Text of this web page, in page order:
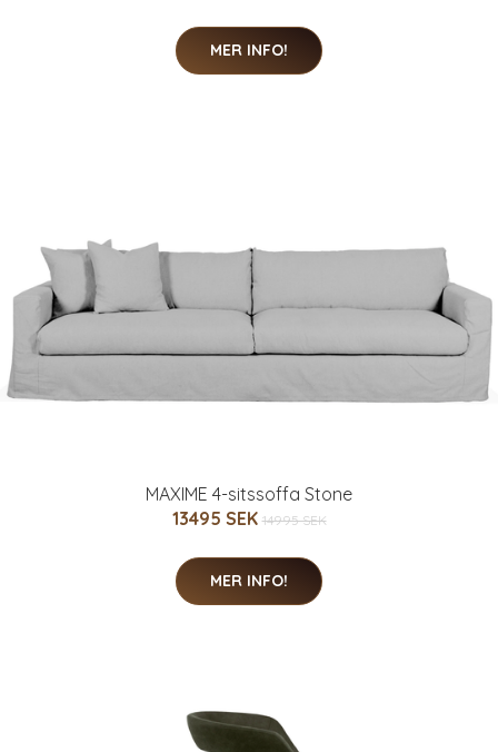
MER INFO!
MAXIME 4-sitssoffa Stone
13495 SEK 14995 SEK
MER INFO!